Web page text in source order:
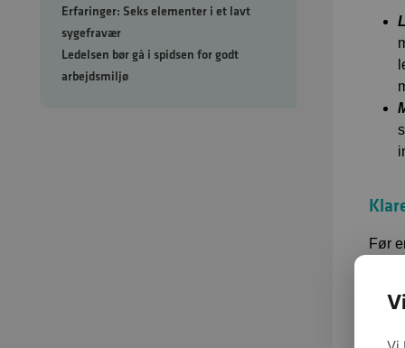
Erfaringer: Seks elementer i et lavt
sygefravær
Ledelsen bør gå i spidsen for godt
arbejdsmiljø
Før